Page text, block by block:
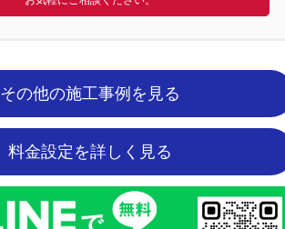
その他の施工事例を見る
料金設定を詳しく見る